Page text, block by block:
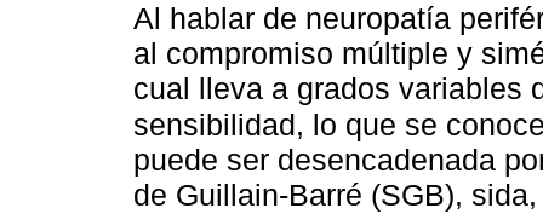
Al hablar de neuropatía
al compromiso múltiple y
cual lleva a grados variables
sensibilidad, lo que se
puede ser desencadenada
de Guillain-Barré (SGB),